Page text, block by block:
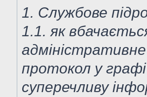
1. Службове
1.1. як
протокол у
суперечливу